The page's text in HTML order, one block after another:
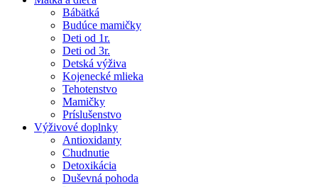
Bábätká
Budúce mamičky
Deti od 1r.
Deti od 3r.
Detská výživa
Kojenecké mlieka
Tehotenstvo
Mamičky
Príslušenstvo
Výživové doplnky
Antioxidanty
Chudnutie
Detoxikácia
Duševná pohoda